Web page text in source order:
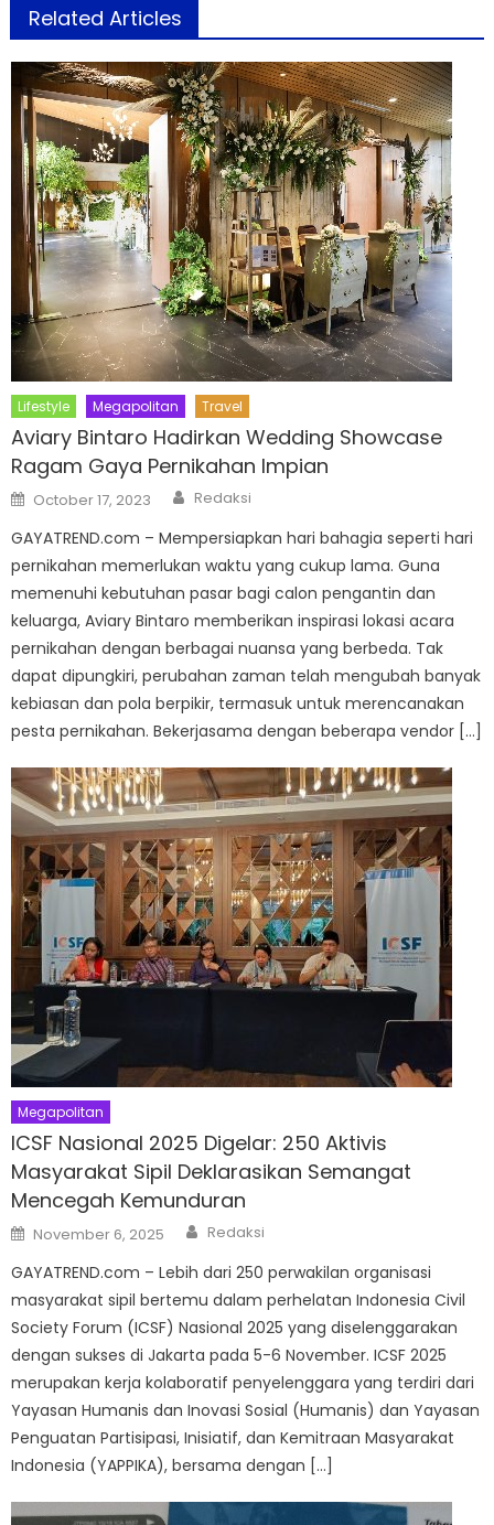
Related Articles
Lifestyle Megapolitan Travel
Aviary Bintaro Hadirkan Wedding Showcase
Ragam Gaya Pernikahan Impian
Posted
on
October 17, 2023 Author
Redaksi
GAYATREND.com – Mempersiapkan hari bahagia seperti hari
pernikahan memerlukan waktu yang cukup lama. Guna
memenuhi kebutuhan pasar bagi calon pengantin dan
keluarga, Aviary Bintaro memberikan inspirasi lokasi acara
pernikahan dengan berbagai nuansa yang berbeda. Tak
dapat dipungkiri, perubahan zaman telah mengubah banyak
kebiasan dan pola berpikir, termasuk untuk merencanakan
pesta pernikahan. Bekerjasama dengan beberapa vendor […]
Megapolitan
ICSF Nasional 2025 Digelar: 250 Aktivis
Masyarakat Sipil Deklarasikan Semangat
Mencegah Kemunduran
Posted
on
November 6, 2025 Author
Redaksi
GAYATREND.com – Lebih dari 250 perwakilan organisasi
masyarakat sipil bertemu dalam perhelatan Indonesia Civil
Society Forum (ICSF) Nasional 2025 yang diselenggarakan
dengan sukses di Jakarta pada 5-6 November. ICSF 2025
merupakan kerja kolaboratif penyelenggara yang terdiri dari
Yayasan Humanis dan Inovasi Sosial (Humanis) dan Yayasan
Penguatan Partisipasi, Inisiatif, dan Kemitraan Masyarakat
Indonesia (YAPPIKA), bersama dengan […]